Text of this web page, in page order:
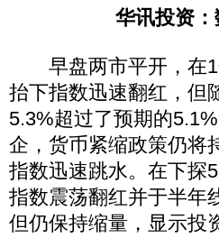
华讯投资
早盘两市平开，在
抬下指数迅速翻红，但
5.3%超过了预期的
企，货币紧缩政策仍将
指数迅速跳水。在下探
指数震荡翻红并于半年
但仍保持缩量，显示投